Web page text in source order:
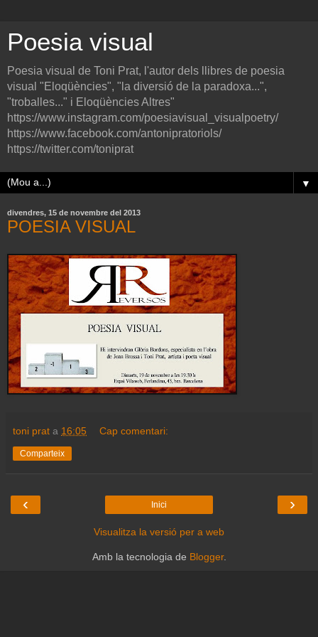
Poesia visual
Poesia visual de Toni Prat, l'autor dels llibres de poesia
visual "Eloqüències", "la diversió de la paradoxa...",
"troballes..." i Eloqüències Altres"
https://www.instagram.com/poesiavisual_visualpoetry/
https://www.facebook.com/antonipratoriols/
https://twitter.com/toniprat
▼
divendres, 15 de novembre del 2013
POESIA VISUAL
toni prat a 16:05 Cap comentari:
Comparteix
‹ ›
Inici
Visualitza la versió per a web
Amb la tecnologia de Blogger.